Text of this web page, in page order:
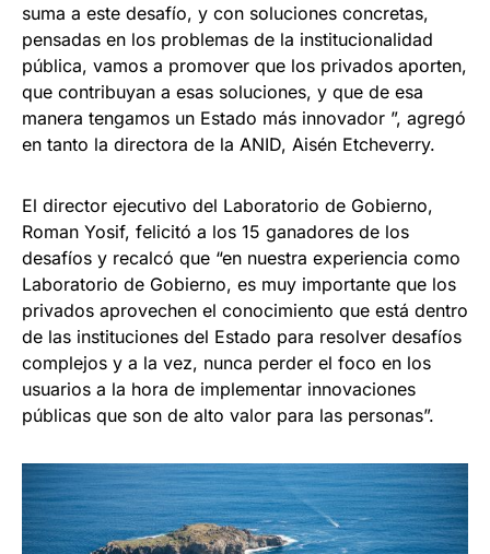
suma a este desafío, y con soluciones concretas,
pensadas en los problemas de la institucionalidad
pública, vamos a promover que los privados aporten,
que contribuyan a esas soluciones, y que de esa
manera tengamos un Estado más innovador ”, agregó
en tanto la directora de la ANID, Aisén Etcheverry.
El director ejecutivo del Laboratorio de Gobierno,
Roman Yosif, felicitó a los 15 ganadores de los
desafíos y recalcó que “en nuestra experiencia como
Laboratorio de Gobierno, es muy importante que los
privados aprovechen el conocimiento que está dentro
de las instituciones del Estado para resolver desafíos
complejos y a la vez, nunca perder el foco en los
usuarios a la hora de implementar innovaciones
públicas que son de alto valor para las personas”.